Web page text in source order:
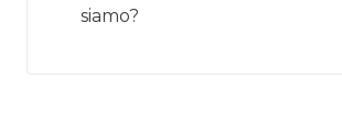
siamo?